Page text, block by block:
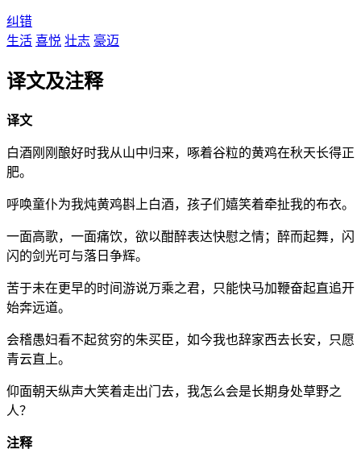
纠错
生活 喜悦 壮志 豪迈
译文及注释
译文
白酒刚刚酿好时我从山中归来，啄着谷粒的黄鸡在秋天长得正
肥。
呼唤童仆为我炖黄鸡斟上白酒，孩子们嬉笑着牵扯我的布衣。
一面高歌，一面痛饮，欲以酣醉表达快慰之情；醉而起舞，闪
闪的剑光可与落日争辉。
苦于未在更早的时间游说万乘之君，只能快马加鞭奋起直追开
始奔远道。
会稽愚妇看不起贫穷的朱买臣，如今我也辞家西去长安，只愿
青云直上。
仰面朝天纵声大笑着走出门去，我怎么会是长期身处草野之
人？
注释